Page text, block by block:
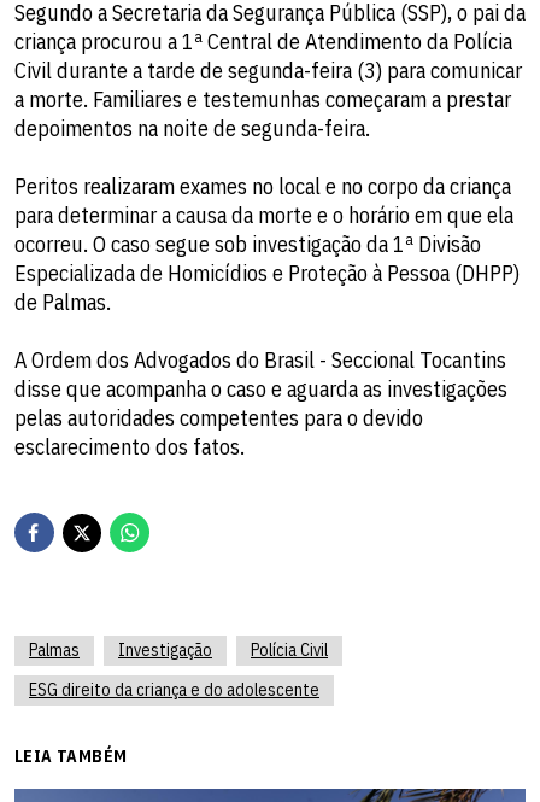
Segundo a Secretaria da Segurança Pública (SSP), o pai da
criança procurou a 1ª Central de Atendimento da Polícia
Civil durante a tarde de segunda-feira (3) para comunicar
a morte. Familiares e testemunhas começaram a prestar
depoimentos na noite de segunda-feira.
Peritos realizaram exames no local e no corpo da criança
para determinar a causa da morte e o horário em que ela
ocorreu. O caso segue sob investigação da 1ª Divisão
Especializada de Homicídios e Proteção à Pessoa (DHPP)
de Palmas.
A Ordem dos Advogados do Brasil - Seccional Tocantins
disse que acompanha o caso e aguarda as investigações
pelas autoridades competentes para o devido
esclarecimento dos fatos.
Palmas Investigação
Polícia Civil
ESG direito da criança e do adolescente
LEIA TAMBÉM